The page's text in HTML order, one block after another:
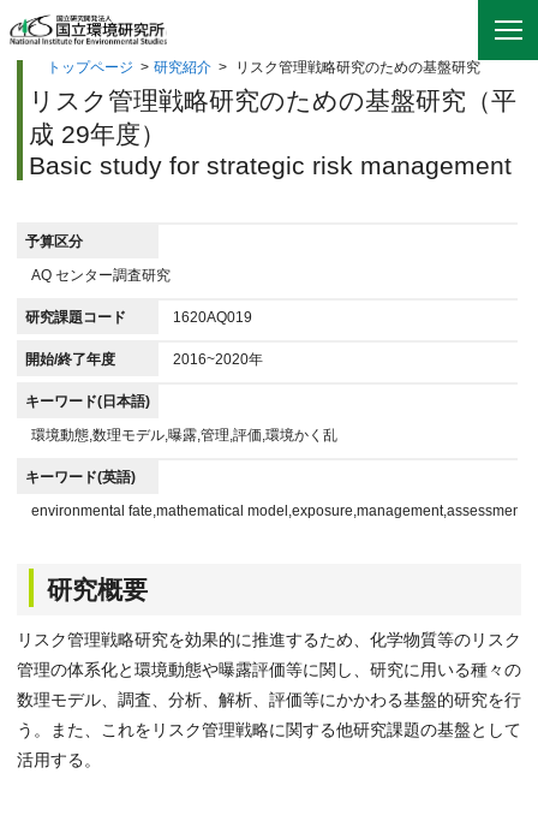
トップページ > 研究紹介 > リスク管理戦略研究のための基盤研究
リスク管理戦略研究のための基盤研究（平
成 29年度）
Basic study for strategic risk management
予算区分
AQ センター調査研究
研究課題コード 1620AQ019
開始/終了年度 2016~2020年
キーワード(日本語)
環境動態,数理モデル,曝露,管理,評価,環境かく乱
キーワード(英語)
environmental fate,mathematical
研究概要
リスク管理戦略研究を効果的に推進するため、化学物質等のリスク
管理の体系化と環境動態や曝露評価等に関し、研究に用いる種々の
数理モデル、調査、分析、解析、評価等にかかわる基盤的研究を行
う。また、これをリスク管理戦略に関する他研究課題の基盤として
活用する。